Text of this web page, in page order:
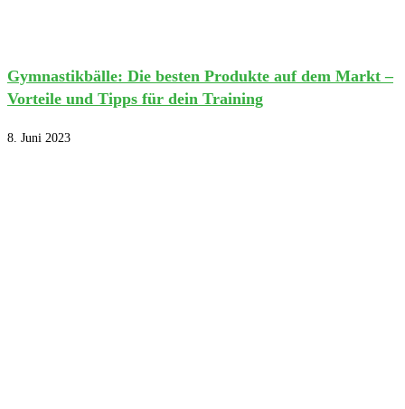
Gymnastikbälle: Die besten Produkte auf dem Markt –
Vorteile und Tipps für dein Training
8. Juni 2023